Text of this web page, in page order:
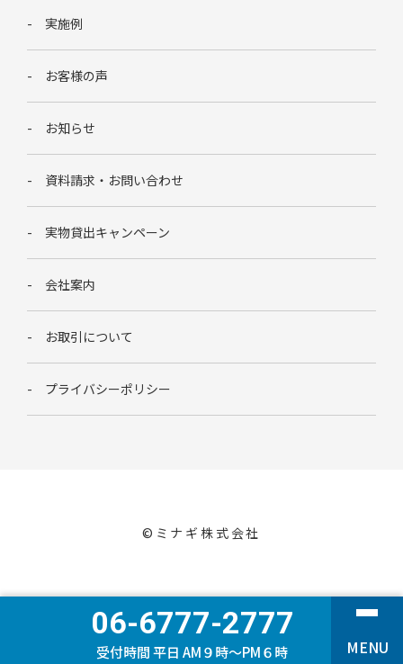
実施例
お客様の声
お知らせ
資料請求・お問い合わせ
実物貸出キャンペーン
会社案内
お取引について
プライバシーポリシー
©︎ミナギ株式会社
06-6777-2777
受付時間 平日 AM９時〜PM６時 MENU